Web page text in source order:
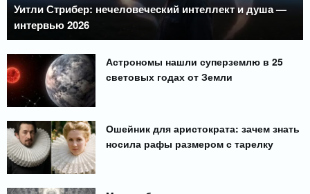
Уитли Стрибер: нечеловеческий интеллект и душа —
интервью 2026
Астрономы нашли суперземлю в 25
световых годах от Земли
Ошейник для аристократа: зачем знать
носила рафы размером с тарелку